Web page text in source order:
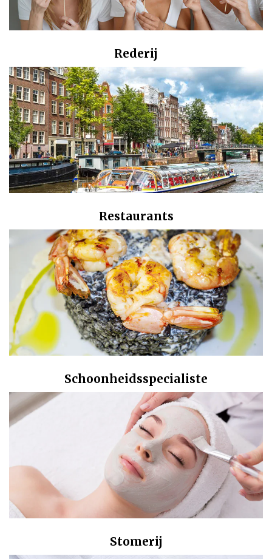
Rederij
Restaurants
Schoonheidsspecialiste
Stomerij